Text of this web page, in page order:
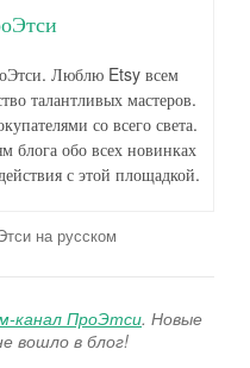
Люблю Etsy всем
талантливых мастеров.
со всего света.
блога обо всех новинках
с этой площадкой.
на русском
канал ПроЭтси. Новые
вошло в блог!